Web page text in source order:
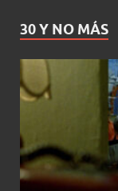
30 Y NO MÁS